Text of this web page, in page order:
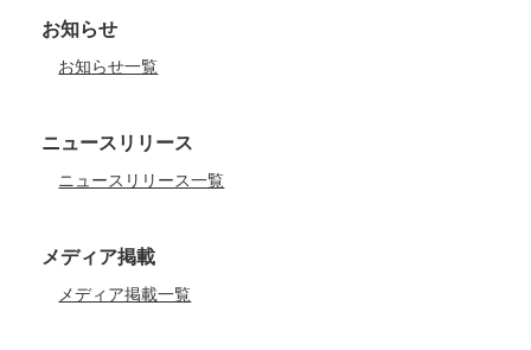
お知らせ
お知らせ一覧
ニュースリリース
ニュースリリース一覧
メディア掲載
メディア掲載一覧